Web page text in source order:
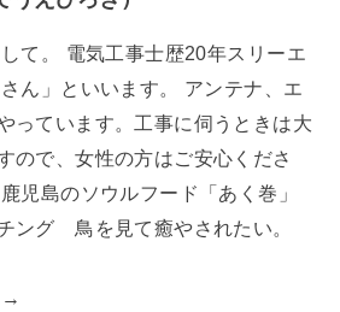
て。 電気工事士歴20年スリーエ
ん」といいます。 アンテナ、エ
っています。工事に伺うときは大
ので、女性の方はご安心くださ
児島のソウルフード「あく巻」
ング 鳥を見て癒やされたい。
→